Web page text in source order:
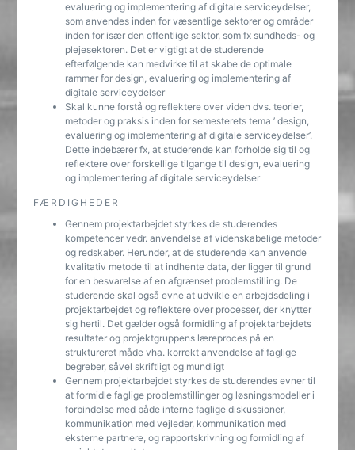
evaluering og implementering af digitale serviceydelser,
som anvendes inden for væsentlige sektorer og områder
inden for især den offentlige sektor, som fx sundheds- og
plejesektoren. Det er vigtigt at de studerende
efterfølgende kan medvirke til at skabe de optimale
rammer for design, evaluering og implementering af
digitale serviceydelser
Skal kunne forstå og reflektere over viden dvs. teorier,
metoder og praksis inden for semesterets tema ’ design,
evaluering og implementering af digitale serviceydelser’.
Dette indebærer fx, at studerende kan forholde sig til og
reflektere over forskellige tilgange til design, evaluering
og implementering af digitale serviceydelser
FÆRDIGHEDER
Gennem projektarbejdet styrkes de studerendes
kompetencer vedr. anvendelse af videnskabelige metoder
og redskaber. Herunder, at de studerende kan anvende
kvalitativ metode til at indhente data, der ligger til grund
for en besvarelse af en afgrænset problemstilling. De
studerende skal også evne at udvikle en arbejdsdeling i
projektarbejdet og reflektere over processer, der knytter
sig hertil. Det gælder også formidling af projektarbejdets
resultater og projektgruppens læreproces på en
struktureret måde vha. korrekt anvendelse af faglige
begreber, såvel skriftligt og mundligt
Gennem projektarbejdet styrkes de studerendes evner til
at formidle faglige problemstillinger og løsningsmodeller i
forbindelse med både interne faglige diskussioner,
kommunikation med vejleder, kommunikation med
eksterne partnere, og rapportskrivning og formidling af